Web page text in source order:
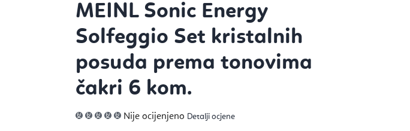
MEINL Sonic Energy
Solfeggio Set kristalnih
posuda prema tonovima
čakri 6 kom.
Prosječna
ocjena
Nije ocijenjeno Detalji ocjene